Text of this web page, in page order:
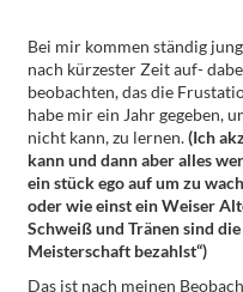
Bei mir kommen ständig
nach kürzester Zeit auf-
beobachten, das die
habe mir ein Jahr gegeben,
nicht kann, zu lernen.(Ich
kann und dann aber alles
ein stück ego auf um zu
oder wie einst ein Weiser
Schweiß und Tränen sind
Meisterschaft bezahlst“)
Das ist nach meinen